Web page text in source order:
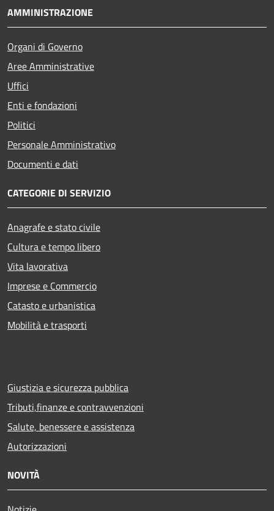
AMMINISTRAZIONE
Organi di Governo
Aree Amministrative
Uffici
Enti e fondazioni
Politici
Personale Amministrativo
Documenti e dati
CATEGORIE DI SERVIZIO
Anagrafe e stato civile
Cultura e tempo libero
Vita lavorativa
Imprese e Commercio
Catasto e urbanistica
Mobilità e trasporti
Giustizia e sicurezza pubblica
Tributi,finanze e contravvenzioni
Salute, benessere e assistenza
Autorizzazioni
NOVITÀ